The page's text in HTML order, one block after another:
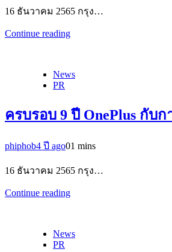
16 ธันวาคม 2565 กรุง…
Continue reading
News
PR
ครบรอบ 9 ปี OnePlus กับ
phiphob4 ปี ago01 mins
16 ธันวาคม 2565 กรุง…
Continue reading
News
PR